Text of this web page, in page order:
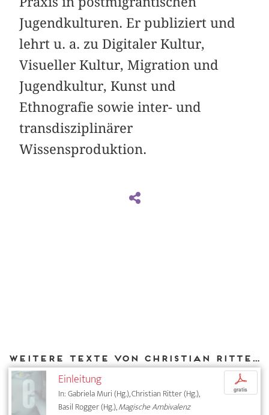
Jugendkulturen. Er publiziert und
lehrt u. a. zu Digitaler Kultur,
Visueller Kultur, Migration und
Jugendkultur, Kunst und
Ethnografie sowie inter- und
transdisziplinärer
Wissensproduktion.
Weitere Texte von Christian Ritter bei DIAPHANES
Einleitung
In: Gabriela Muri (Hg.), Christian Ritter (Hg.),
Basil Rogger (Hg.),Magische Ambivalenz
p
gratis